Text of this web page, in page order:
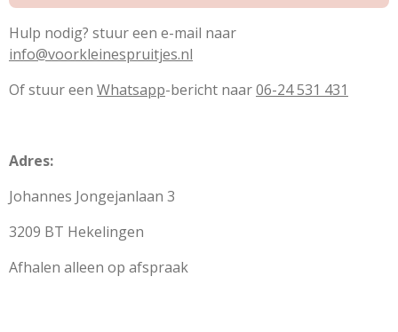
Hulp nodig? stuur een e-mail naar
info@voorkleinespruitjes.nl
Of stuur een Whatsapp-bericht naar06-24 531 431
Adres:
Johannes Jongejanlaan 3
3209 BT Hekelingen
Afhalen alleen op afspraak